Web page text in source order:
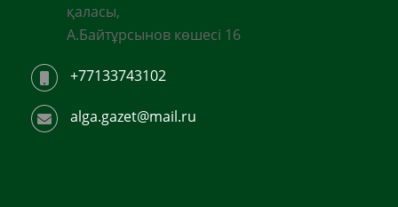
қаласы,
А.Байтұрсынов көшесі 16
+77133743102
alga.gazet@mail.ru